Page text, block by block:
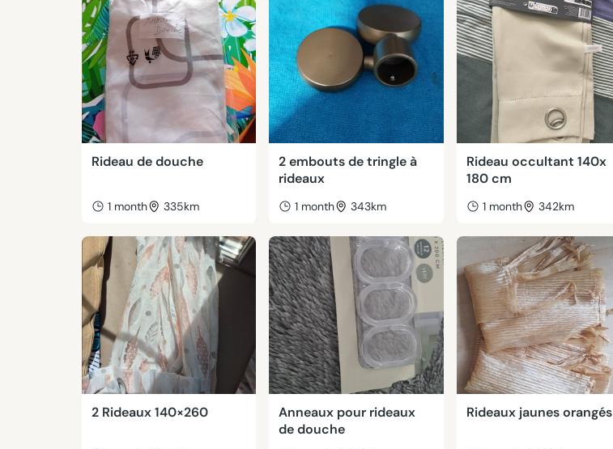
Rideau de douche
1 month 335km
2 embouts de tringle à
rideaux
1 month 343km
Rideau occultant 140x
180 cm
1 month 342km
2 Rideaux 140×260
Anneaux pour rideaux
de douche
Rideaux jaunes orangés